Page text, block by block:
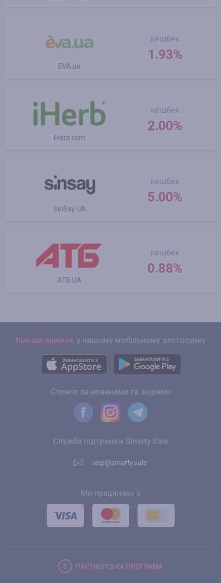
EVA.ua
кешбек
1.93%
iHerb.com
кешбек
2.00%
SinSay UA
кешбек
5.00%
ATB UA
кешбек
0.88%
Більше знижок у нашому мобільному застосунку
Стежте за новинами та акціями
Служба підтримки Smarty.Sale
help@smarty.sale
Ми працюємо з
ПАРТНЕРСЬКА ПРОГРАМА